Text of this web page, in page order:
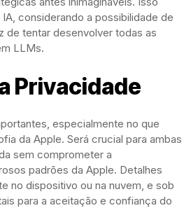
considerando a possibilidade de
tentar desenvolver todas as
LLMs.
Privacidade
especialmente no que
da Apple. Será crucial para ambas
sem comprometer a
padrões da Apple. Detalhes
no dispositivo ou na nuvem, e sob
para a aceitação e confiança do